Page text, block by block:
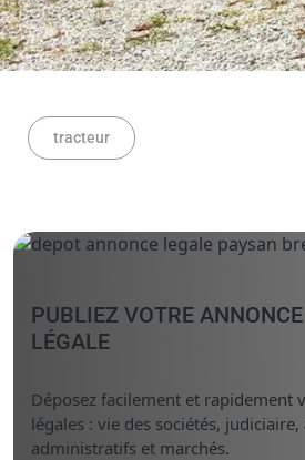
tracteur
PUBLIEZ VOTRE ANNONCE
LÉGALE
Déposez facilement et rapidement
légales : vie des sociétés, judiciaire,
administratifs et marchés.